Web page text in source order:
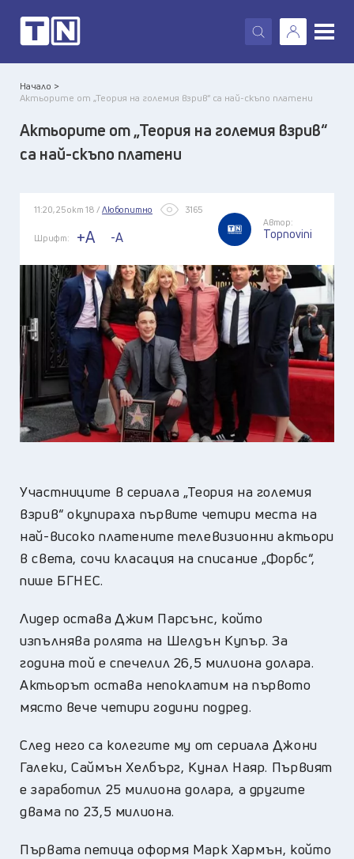
X
Начало >
Актьорите от „Теория на големия взрив“ са най-скъпо платени
Актьорите от „Теория на големия взрив“
са най-скъпо платени
11:20, 25 окт 18 / Любопитно 3165
Шрифт: +A -A
Автор:
Topnovini
Участниците в сериала „Теория на големия
взрив“ окупираха първите четири места на
най-високо платените телевизионни актьори
в света, сочи класация на списание „Форбс“,
пише БГНЕС.
Лидер остава Джим Парсънс, който
изпълнява ролята на Шелдън Купър. За
година той е спечелил 26,5 милиона долара.
Актьорът остава непоклатим на първото
място вече четири години подред.
След него са колегите му от сериала Джони
Галеки, Саймън Хелбърг, Кунал Наяр. Първият
е заработил 25 милиона долара, а другите
двама по 23,5 милиона.
Първата петица оформя Марк Хармън, който